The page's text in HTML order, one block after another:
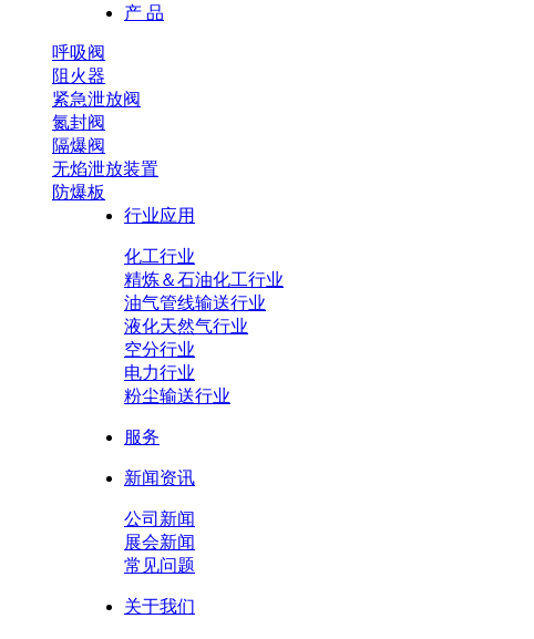
产 品
呼吸阀
阻火器
紧急泄放阀
氮封阀
隔爆阀
无焰泄放装置
防爆板
行业应用
化工行业
精炼＆石油化工行业
油气管线输送行业
液化天然气行业
空分行业
电力行业
粉尘输送行业
服务
新闻资讯
公司新闻
展会新闻
常见问题
关于我们